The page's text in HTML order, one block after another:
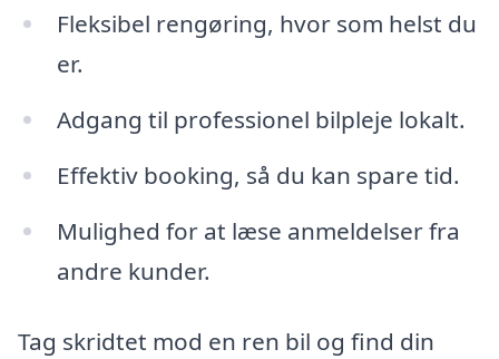
Fleksibel rengøring, hvor som helst du
er.
Adgang til professionel bilpleje lokalt.
Effektiv booking, så du kan spare tid.
Mulighed for at læse anmeldelser fra
andre kunder.
Tag skridtet mod en ren bil og find din